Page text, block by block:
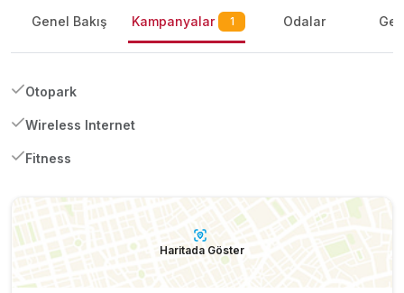
Genel Bakış Kampanyalar 1 Odalar
Otopark
Wireless Internet
Fitness
Haritada Göster